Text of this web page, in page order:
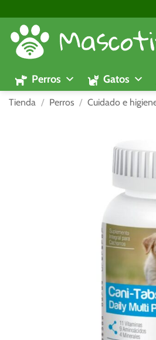
al
contenido
Perros Gatos
Tienda / Perros / Cuidado e